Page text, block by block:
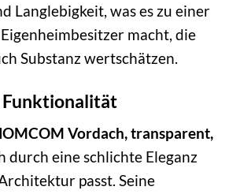
Langlebigkeit, was es zu einer
macht, die
Substanz wertschätzen.
Vordach, transparent,
durch eine schlichte Eleganz
passt. Seine